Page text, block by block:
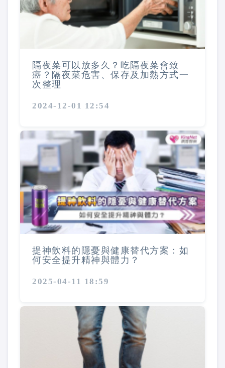
隔夜菜可以放多久？吃隔夜菜會致
癌？隔夜菜危害、保存及加熱方式一
次整理
2024-12-01 12:54
提神飲料的隱憂與健康替代方案：如
何安全提升精神與體力？
2025-04-11 18:59